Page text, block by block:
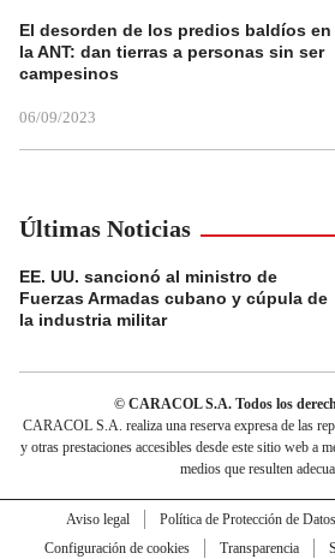
El desorden de los predios baldíos en
la ANT: dan tierras a personas sin ser
campesinos
06/09/2023
Últimas Noticias
EE. UU. sancionó al ministro de
Fuerzas Armadas cubano y cúpula de
la industria militar
© CARACOL S.A. Todos los
CARACOL S.A. realiza una reserva expresa de las
y otras prestaciones accesibles desde este sitio web a
medios que resulten
Aviso legal Política de Protección de Datos
Configuración de cookies
Transparencia